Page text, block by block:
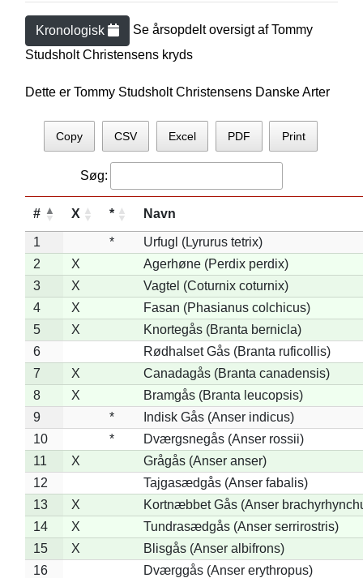
Kronologisk Se årsopdelt oversigt afTommy
Studsholt Christensens kryds
Dette er Tommy Studsholt Christensens Danske Arter
Copy CSV Excel PDF Print
Søg:
# X * Navn
1 *
Urfugl (Lyrurus tetrix)
2
X
Agerhøne (Perdix perdix)
3
X
Vagtel (Coturnix coturnix)
4
X
Fasan (Phasianus colchicus)
5
X
Knortegås (Branta bernicla)
6
Rødhalset Gås (Branta ruficollis)
7
X
Canadagås (Branta canadensis)
8
X
Bramgås (Branta leucopsis)
9
*
Indisk Gås (Anser indicus)
10
*
Dværgsnegås (Anser rossii)
11
X
Grågås (Anser anser)
12
Tajgasædgås (Anser fabalis)
13
X
Kortnæbbet Gås (Anser
14
X
Tundrasædgås (Anser serrirostris)
15
X
Blisgås (Anser albifrons)
16
Dværggås (Anser erythropus)